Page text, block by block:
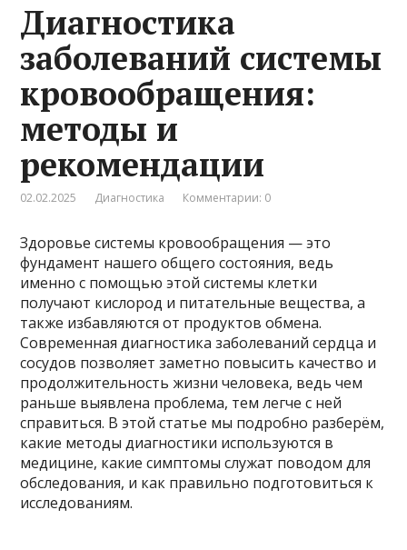
Диагностика
заболеваний системы
кровообращения:
методы и
рекомендации
02.02.2025 Диагностика Комментарии: 0
Здоровье системы кровообращения — это
фундамент нашего общего состояния, ведь
именно с помощью этой системы клетки
получают кислород и питательные вещества, а
также избавляются от продуктов обмена.
Современная диагностика заболеваний сердца и
сосудов позволяет заметно повысить качество и
продолжительность жизни человека, ведь чем
раньше выявлена проблема, тем легче с ней
справиться. В этой статье мы подробно разберём,
какие методы диагностики используются в
медицине, какие симптомы служат поводом для
обследования, и как правильно подготовиться к
исследованиям.